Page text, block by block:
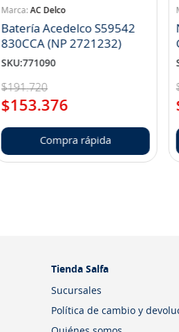
AC Delco
Batería Acedelco S59542
830CCA (NP 2721232)
SKU:771090
$191.720
$153.376
Compra rápida
Tienda Salfa
Sucursales
Política de cambio y